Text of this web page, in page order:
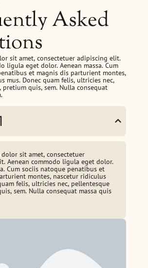
Asked
sit amet, consectetuer adipiscing elit.
ligula eget dolor. Aenean massa. Cum
et magnis dis parturient montes,
mus. Donec quam felis, ultricies nec,
pretium quis, sem. Nulla consequat
dolor sit amet, consectetuer
Aenean commodo ligula eget dolor.
Cum sociis natoque penatibus et
montes, nascetur ridiculus
felis, ultricies nec, pellentesque
sem. Nulla consequat massa quis